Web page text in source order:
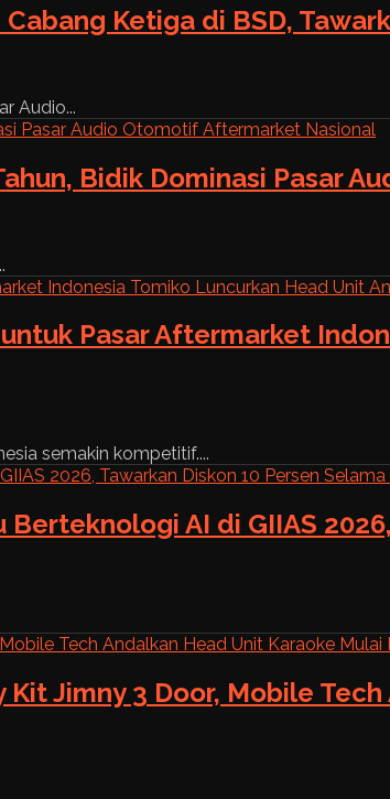
Ketiga di BSD,
Audio...
Bidik Dominasi Pasar
Pasar Aftermarket
semakin kompetitif....
AI di GIIAS
Jimny 3 Door, Mobile